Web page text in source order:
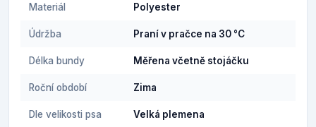
Materiál Polyester
Údržba Praní v pračce na 30 °C
Délka bundy Měřena včetně stojáčku
Roční období Zima
Dle velikosti psa Velká plemena